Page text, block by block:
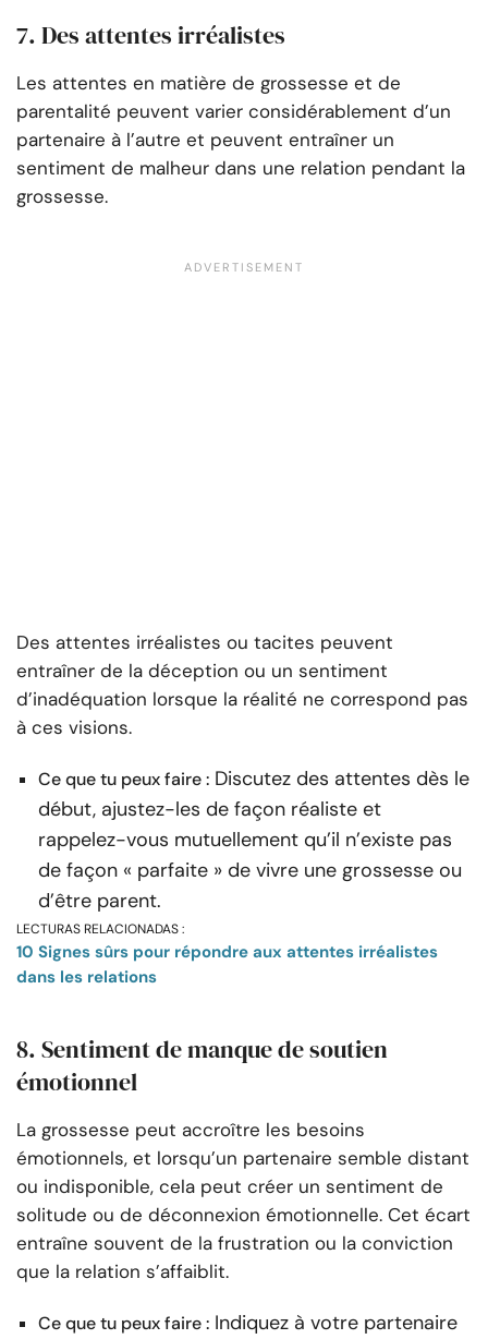
7. Des attentes irréalistes
Les attentes en matière de grossesse et de
parentalité peuvent varier considérablement d’un
partenaire à l’autre et peuvent entraîner un
sentiment de malheur dans une relation pendant la
grossesse.
Des attentes irréalistes ou tacites peuvent
entraîner de la déception ou un sentiment
d’inadéquation lorsque la réalité ne correspond pas
à ces visions.
Ce que tu peux faire : Discutez des attentes dès le
début, ajustez-les de façon réaliste et
rappelez-vous mutuellement qu’il n’existe pas
de façon « parfaite » de vivre une grossesse ou
d’être parent.
LECTURAS RELACIONADAS :
10 Signes sûrs pour répondre aux attentes irréalistes
dans les relations
8. Sentiment de manque de soutien
émotionnel
La grossesse peut accroître les besoins
émotionnels, et lorsqu’un partenaire semble distant
ou indisponible, cela peut créer un sentiment de
solitude ou de déconnexion émotionnelle. Cet écart
entraîne souvent de la frustration ou la conviction
que la relation s’affaiblit.
Ce que tu peux faire : Indiquez à votre partenaire